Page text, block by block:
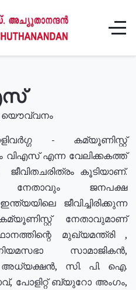
യൌവ്വനം
- കമ്യൂണിസ്റ്റ്
വിഎസ് എന്ന വേലിക്കകത്ത്
കൂടിയാണ്.
നേതാവും ജനപക്ഷ
ജീവിച്ചിരിക്കുന്ന
നേതാവുമാണ്
മുഖ്യമന്ത്രി ,
സാമാജികൻ,
അധ്യക്ഷൻ, സി. പി. ഐ.
പോളിറ്റ് ബ്യുറോ അംഗം,